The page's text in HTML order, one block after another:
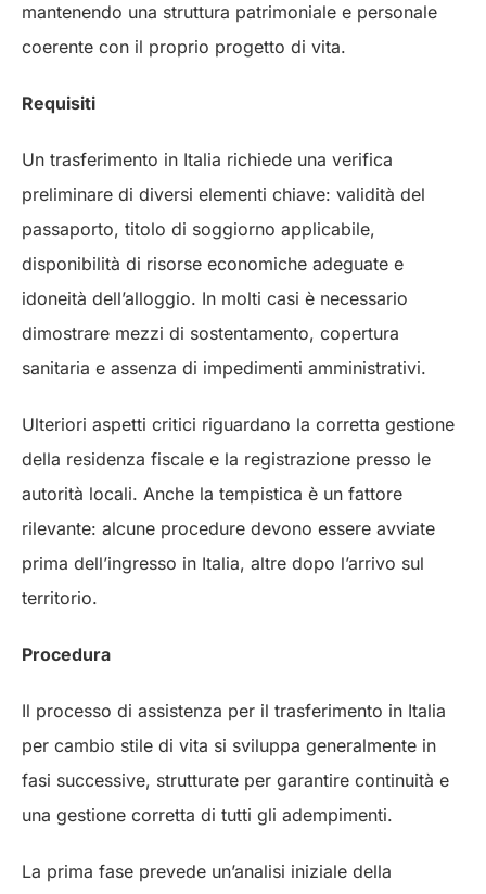
mantenendo una struttura patrimoniale e personale
coerente con il proprio progetto di vita.
Requisiti
Un trasferimento in Italia richiede una verifica
preliminare di diversi elementi chiave: validità del
passaporto, titolo di soggiorno applicabile,
disponibilità di risorse economiche adeguate e
idoneità dell’alloggio. In molti casi è necessario
dimostrare mezzi di sostentamento, copertura
sanitaria e assenza di impedimenti amministrativi.
Ulteriori aspetti critici riguardano la corretta gestione
della residenza fiscale e la registrazione presso le
autorità locali. Anche la tempistica è un fattore
rilevante: alcune procedure devono essere avviate
prima dell’ingresso in Italia, altre dopo l’arrivo sul
territorio.
Procedura
Il processo di assistenza per il trasferimento in Italia
per cambio stile di vita si sviluppa generalmente in
fasi successive, strutturate per garantire continuità e
una gestione corretta di tutti gli adempimenti.
La prima fase prevede un’analisi iniziale della